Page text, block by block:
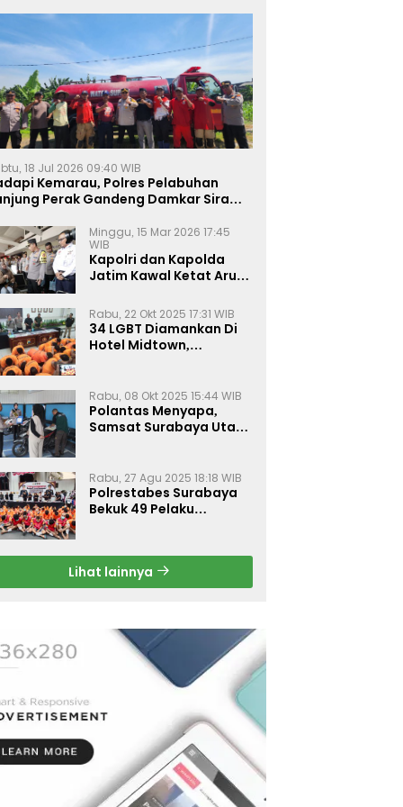
18 Jul 2026 09:40 WIB
Kemarau, Polres Pelabuhan
Perak Gandeng Damkar Siram
Minggu, 15 Mar 2026 17:45
WIB
Kapolri dan Kapolda
Jatim Kawal Ketat Arus
Rabu, 22 Okt 2025 17:31 WIB
34 LGBT Diamankan Di
Hotel Midtown,
Rabu, 08 Okt 2025 15:44 WIB
Polantas Menyapa,
Samsat Surabaya Utara
Rabu, 27 Agu 2025 18:18 WIB
Polrestabes Surabaya
Bekuk 49 Pelaku
Gratis
Lihat lainnya